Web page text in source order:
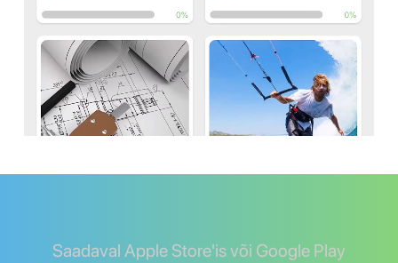
Saadaval Apple Store'is või Google Play